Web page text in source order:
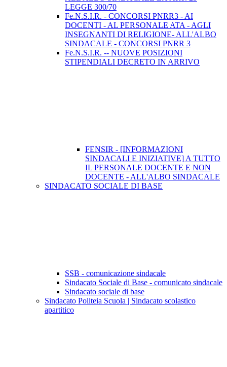
LEGGE 300/70
Fe.N.S.I.R. - CONCORSI PNRR3 - AI
DOCENTI - AL PERSONALE ATA - AGLI
INSEGNANTI DI RELIGIONE- ALL'ALBO
SINDACALE - CONCORSI PNRR 3
Fe.N.S.I.R. -- NUOVE POSIZIONI
STIPENDIALI DECRETO IN ARRIVO
FENSIR - [INFORMAZIONI
SINDACALI E INIZIATIVE] A TUTTO
IL PERSONALE DOCENTE E NON
DOCENTE - ALL'ALBO SINDACALE
SINDACATO SOCIALE DI BASE
SSB - comunicazione sindacale
Sindacato Sociale di Base - comunicato sindacale
Sindacato sociale di base
Sindacato Politeia Scuola | Sindacato scolastico
apartitico